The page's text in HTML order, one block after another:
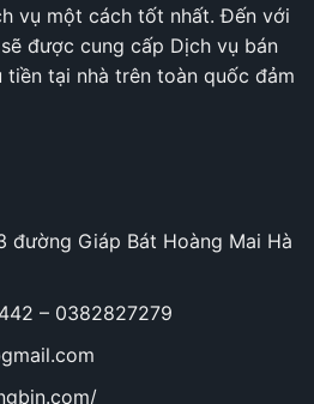
vụ một cách tốt nhất. Đến với
được cung cấp Dịch vụ bán
tiền tại nhà trên toàn quốc đảm
đường Giáp Bát Hoàng Mai Hà
– 0382827279